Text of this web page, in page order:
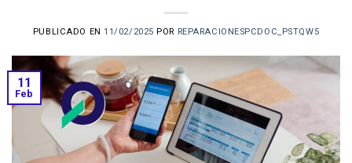
PUBLICADO EN11/02/2025 POR REPARACIONESPCDOC_PSTQW5
11
Feb